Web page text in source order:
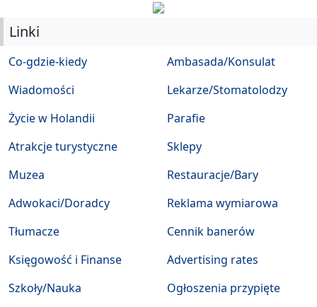
Linki
Co-gdzie-kiedy
Wiadomości
Życie w Holandii
Atrakcje turystyczne
Muzea
Ambasada/Konsulat
Lekarze/Stomatolodzy
Parafie
Sklepy
Restauracje/Bary
Adwokaci/Doradcy
Tłumacze
Księgowość i Finanse
Szkoły/Nauka
Reklama wymiarowa
Cennik banerów
Advertising rates
Ogłoszenia przypięte